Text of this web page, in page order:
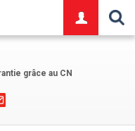
grâce au CN